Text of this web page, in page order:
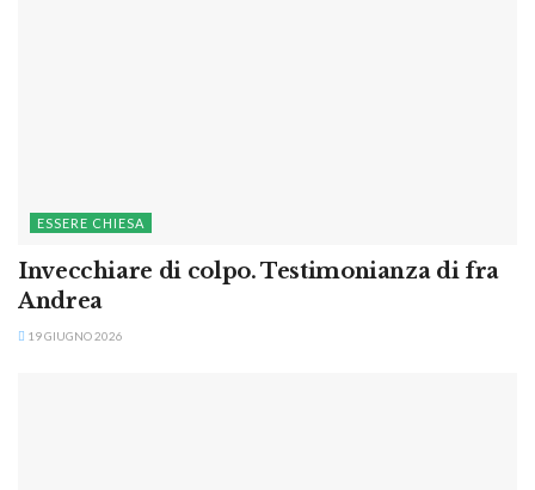
ESSERE CHIESA
Invecchiare di colpo. Testimonianza di fra
Andrea
19 GIUGNO 2026